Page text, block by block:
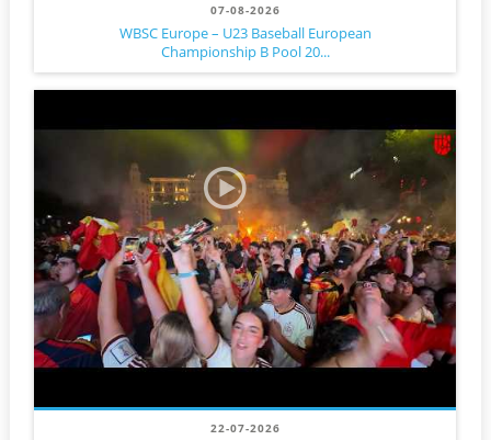
07-08-2026
WBSC Europe – U23 Baseball European
Championship B Pool 20...
22-07-2026